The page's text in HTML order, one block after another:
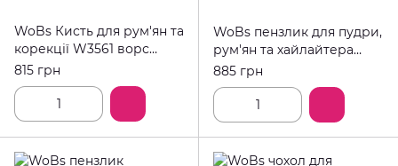
WoBs Кисть для рум'ян та
корекції W3561 ворс
лисиці
815 грн
WoBs пензлик для пудри,
рум'ян та хайлайтера
W3558 волосся лисиці
885 грн